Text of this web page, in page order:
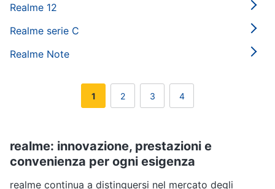
Realme 12
Realme serie C
Realme Note
1 2 3 4
realme: innovazione, prestazioni e
convenienza per ogni esigenza
realme continua a distinguersi nel mercato degli